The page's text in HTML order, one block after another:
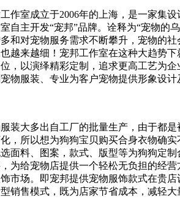
作室成立于2006年的上海，是一家集
自主开发“宠邦”品牌。诠释为“宠物的
和对宠物服务需求不断攀升，宠物的
越来越细！宠邦工作室在这种大趋势
，以演绎精彩定制，追求更高工艺为
物服装、专业为客户宠物提供形象设
装大多出自工厂的批量生产，由于都
，所以想为狗狗宝贝购买合身衣物确
面料、图案，款式、版型等为狗狗定
为给宠物店提供一个轻松无负担的经
市场。即宠邦提供宠物服饰款式在贵
销售模式，既为店家节省成本，减轻